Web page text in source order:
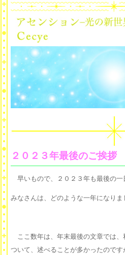
２０２３年最後のご挨拶
早いもので、２０２３年も最後の一
みなさんは、どのような一年になりま
ここ数年は、年末最後の文章では、
ついて、述べることが多かったので